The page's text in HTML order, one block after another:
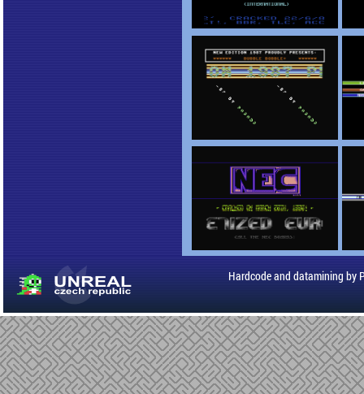
Hardcode and datamining by